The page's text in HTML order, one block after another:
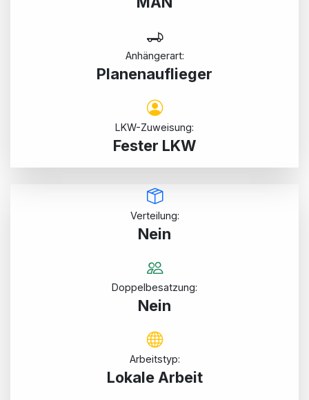
Anhängerart:
Planenauflieger
LKW-Zuweisung:
Fester LKW
Verteilung:
Nein
Doppelbesatzung:
Nein
Arbeitstyp:
Lokale Arbeit